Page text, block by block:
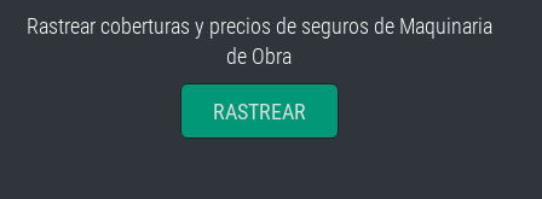
de Obra
RASTREAR